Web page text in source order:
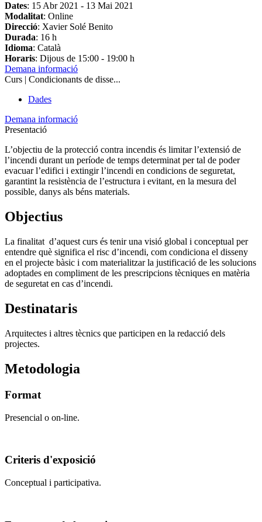
Dates: 15 Abr 2021 - 13 Mai 2021
Modalitat: Online
Direcció: Xavier Solé Benito
Durada: 16 h
Idioma: Català
Horaris: Dijous de 15:00 - 19:00 h
Demana informació
Curs | Condicionants de disse...
Dades
Demana informació
Presentació
L’objectiu de la protecció contra incendis és limitar l’extensió de
l’incendi durant un període de temps determinat per tal de poder
evacuar l’edifici i extingir l’incendi en condicions de seguretat,
garantint la resistència de l’estructura i evitant, en la mesura del
possible, danys als béns materials.
Objectius
La finalitat d’aquest curs és tenir una visió global i conceptual per
entendre què significa el risc d’incendi, com condiciona el disseny
en el projecte bàsic i com materialitzar la justificació de les solucions
adoptades en compliment de les prescripcions tècniques en matèria
de seguretat en cas d’incendi.
Destinataris
Arquitectes i altres tècnics que participen en la redacció dels
projectes.
Metodologia
Format
Presencial o on-line.
Criteris d'exposició
Conceptual i participativa.